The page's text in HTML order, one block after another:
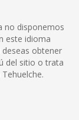
no disponemos
este idioma
obtener
del sitio o trata